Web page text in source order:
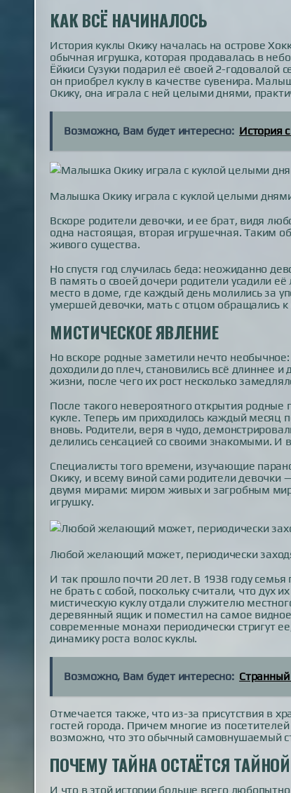
КАК ВСЁ НАЧИНАЛОСЬ
История куклы Окику началась на острове
обычная игрушка, которая продавалась в
Ёйкиси Сузуки подарил её своей 2-годовалой
он приобрел куклу в качестве сувенира.
Окику, она играла с ней целыми днями,
Возможно, Вам будет интересно: История
Малышка Окику играла с куклой целыми
Вскоре родители девочки, и ее брат, видя
одна настоящая, вторая игрушечная. Таким
живого существа.
Но спустя год случилась беда: неожиданно
В память о своей дочери родители усадили
место в доме, где каждый день молились за
умершей девочки, мать с отцом обращались к
МИСТИЧЕСКОЕ ЯВЛЕНИЕ
Но вскоре родные заметили нечто
доходили до плеч, становились всё длиннее
жизни, после чего их рост несколько
После такого невероятного открытия
кукле. Теперь им приходилось каждый месяц
вновь. Родители, веря в чудо,
делились сенсацией со своими знакомыми. И
Специалисты того времени, изучающие
Окику, и всему виной сами родители
двумя мирами: миром живых и загробным
игрушку.
Любой желающий может, периодически
И так прошло почти 20 лет. В 1938 году семья
не брать с собой, поскольку считали, что
мистическую куклу отдали служителю
деревянный ящик и поместил на самое
современные монахи периодически стригут
динамику роста волос куклы.
Возможно, Вам будет интересно:
Отмечается также, что из-за присутствия в
гостей города. Причем многие из
возможно, что это обычный самовнушаемый
ПОЧЕМУ ТАЙНА ОСТАЁТСЯ ТАЙНОЙ
И что в этой истории больше всего